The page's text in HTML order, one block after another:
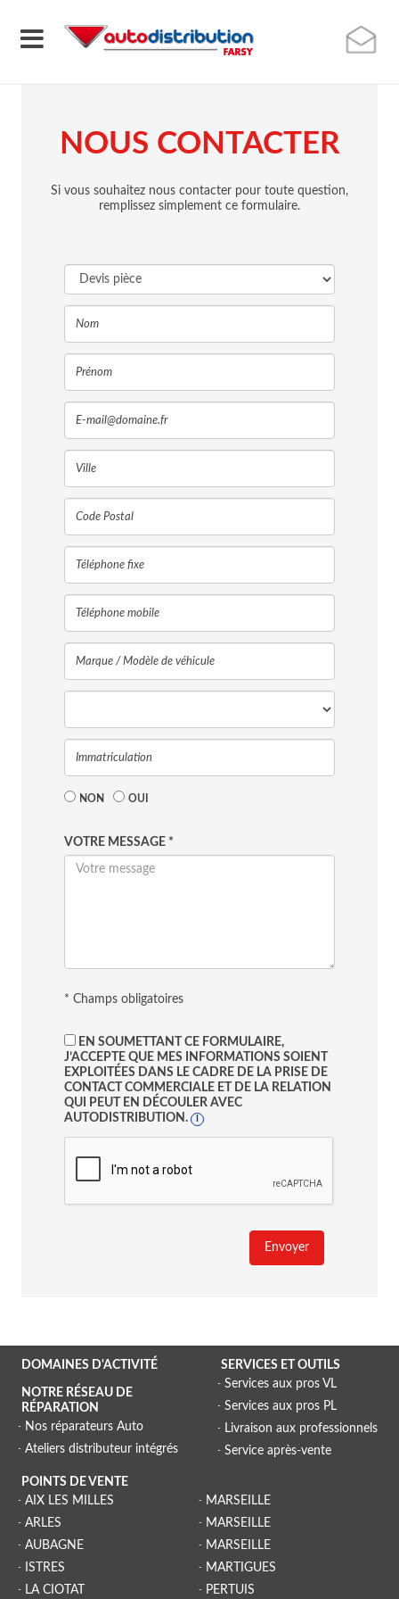
NOUS CONTACTER
Si vous souhaitez nous contacter pour toute question,
remplissez simplement ce formulaire.
NON OUI
VOTRE MESSAGE *
* Champs obligatoires
EN SOUMETTANT CE FORMULAIRE,
J’ACCEPTE QUE MES INFORMATIONS SOIENT
EXPLOITÉES DANS LE CADRE DE LA PRISE DE
CONTACT COMMERCIALE ET DE LA RELATION
QUI PEUT EN DÉCOULER AVEC
AUTODISTRIBUTION.
Envoyer
DOMAINES D'ACTIVITÉ
NOTRE RÉSEAU DE
RÉPARATION
Nos réparateurs Auto
Ateliers distributeur intégrés
SERVICES ET OUTILS
Services aux pros VL
Services aux pros PL
Livraison aux professionnels
Service après-vente
POINTS DE VENTE
AIX LES MILLES
ARLES
AUBAGNE
ISTRES
LA CIOTAT
MARSEILLE
MARSEILLE
MARSEILLE
MARTIGUES
PERTUIS